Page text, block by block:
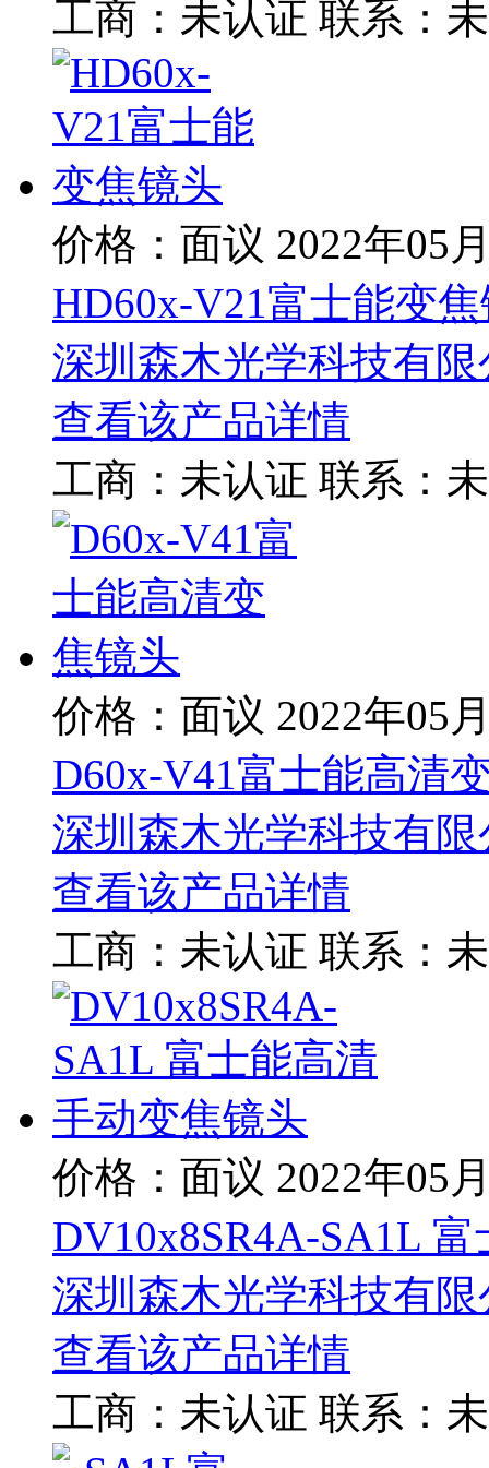
工商： 未认证 联系：
价格：面议 2022年05
HD60x-V21富士能变
深圳森木光学科技有限
查看该产品详情
工商： 未认证 联系：
价格：面议 2022年05
D60x-V41富士能高清
深圳森木光学科技有限
查看该产品详情
工商： 未认证 联系：
价格：面议 2022年05
DV10x8SR4A-SA1L
深圳森木光学科技有限
查看该产品详情
工商： 未认证 联系：